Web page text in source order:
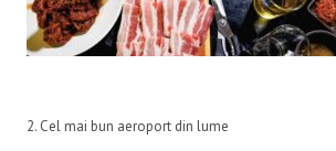
2. Cel mai bun aeroport din lume